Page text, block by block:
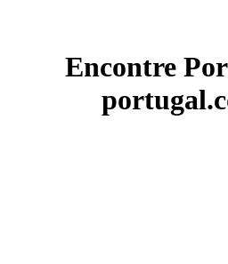
Encontre